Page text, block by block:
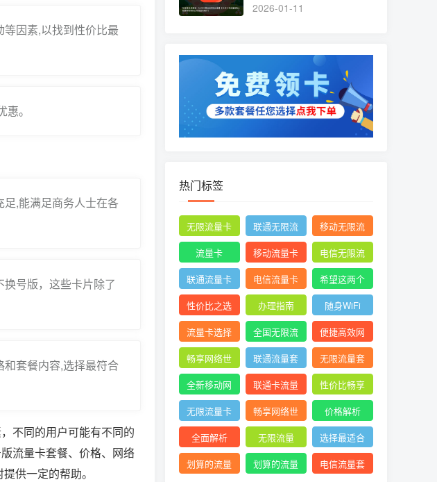
因素,以找到性价比最
。
,能满足商务人士在各
号版，这些卡片除了
套餐内容,选择最符合
不同的用户可能有不同的
流量卡套餐、价格、网络
供一定的帮助。
必须知道的细节？
2026-01-11
热门标签
无限流量卡
联通无限流
量卡
移动无限流
量卡
流量卡 移动流量卡
电信无限流
量卡
联通流量卡 电信流量卡
希望这两个
关键词能满
足您的需求
性价比之选 办理指南
随身WiFi
流量卡选择
全国无限流
量
便捷高效网
络体验
畅享网络世
界
联通流量套
餐
无限流量套
餐
全新移动网
络体验
联通卡流量
查询
性价比畅享
网络
无限流量卡
价格
畅享网络世
界利器
价格解析
全面解析
无限流量
选择最适合
的流量套餐
划算的流量
划算的流量
电信流量套